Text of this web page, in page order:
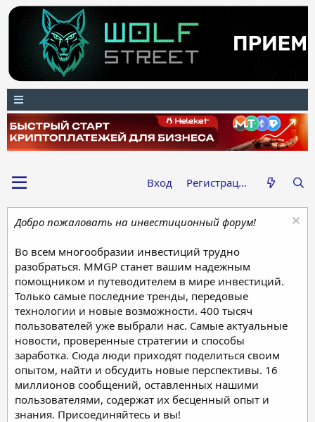
Вход Регистрация
Добро пожаловать на инвестиционный форум!
Во всем многообразии инвестиций трудно
разобраться. MMGP станет вашим надежным
помощником и путеводителем в мире инвестиций.
Только самые последние тренды, передовые
технологии и новые возможности. 400 тысяч
пользователей уже выбрали нас. Самые актуальные
новости, проверенные стратегии и способы
заработка. Сюда люди приходят поделиться своим
опытом, найти и обсудить новые перспективы. 16
миллионов сообщений, оставленных нашими
пользователями, содержат их бесценный опыт и
знания. Присоединяйтесь и вы!